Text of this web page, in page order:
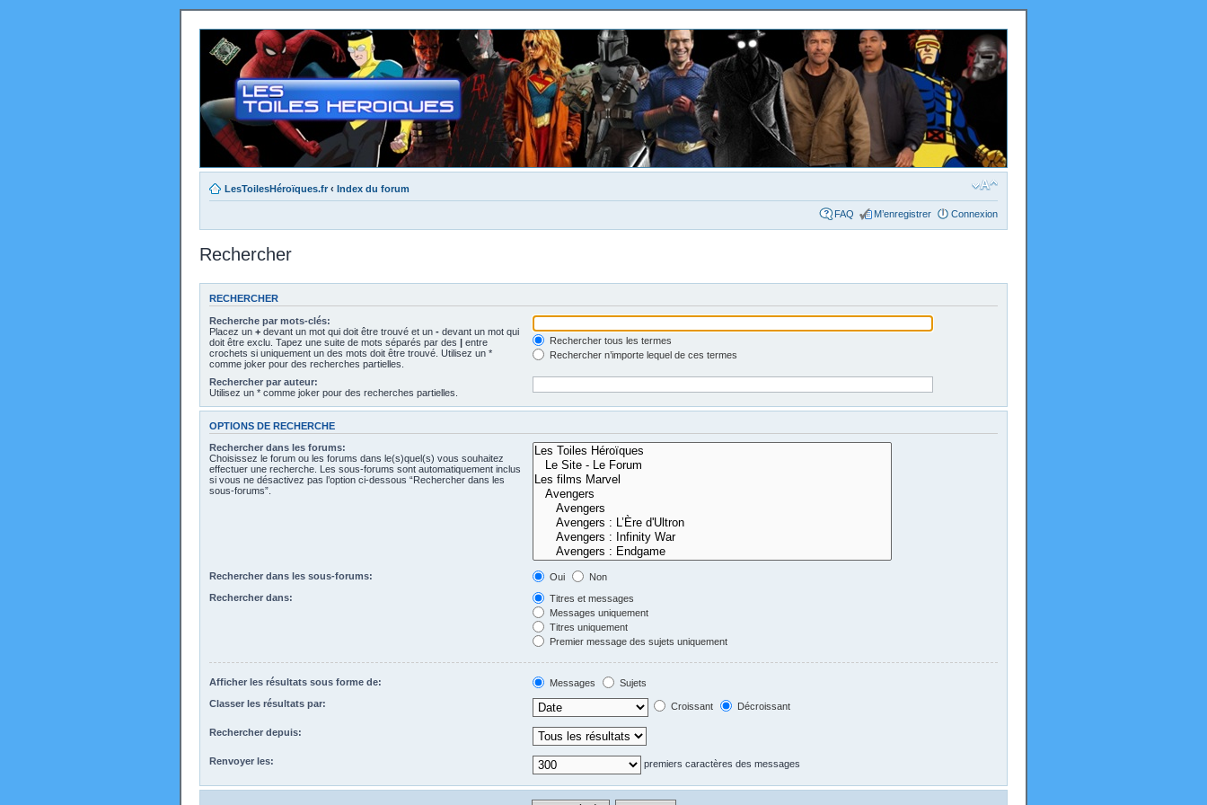
LesToilesHéroïques.fr ‹ Index du forum
FAQ M’enregistrer Connexion
Rechercher
RECHERCHER
Recherche par mots-clés:
Placez un + devant un mot qui doit être trouvé et un - devant un mot qui
doit être exclu. Tapez une suite de mots séparés par des | entre
crochets si uniquement un des mots doit être trouvé. Utilisez un *
comme joker pour des recherches partielles.
Rechercher tous les termes
Rechercher n’importe lequel de ces termes
Rechercher par auteur:
Utilisez un * comme joker pour des recherches partielles.
OPTIONS DE RECHERCHE
Rechercher dans les forums:
Choisissez le forum ou les forums dans le(s)quel(s) vous souhaitez
effectuer une recherche. Les sous-forums sont automatiquement inclus
si vous ne désactivez pas l’option ci-dessous “Rechercher dans les
sous-forums”.
Rechercher dans les sous-forums: Oui
Non
Rechercher dans:
Titres et messages
Messages uniquement
Titres uniquement
Premier message des sujets uniquement
Afficher les résultats sous forme de: Messages
Sujets
Classer les résultats par:
Croissant Décroissant
Rechercher depuis:
Renvoyer les: premiers caractères des messages